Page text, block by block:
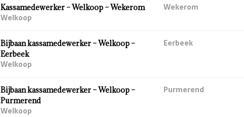
Kassamedewerker – Welkoop – Wekerom
Welkoop
Wekerom
Bijbaan kassamedewerker – Welkoop –
Eerbeek
Welkoop
Eerbeek
Bijbaan kassamedewerker – Welkoop –
Purmerend
Welkoop
Purmerend